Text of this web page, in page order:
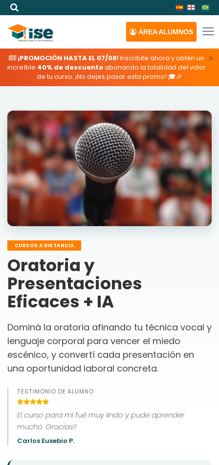
ÁREAALUMNOS
×
¡PROMOCIÓN HASTA EL 07/08!Inscribite ahora y obtén un
increíble 40% de descuentoabonando la totalidad del valor
de tu curso. ¡No dejes pasar esta promo! 🎓🎉
CURSOS A DISTANCIA
Oratoria y
Presentaciones
Eficaces + IA
Dominá la oratoria afinando tu técnica vocal y
lenguaje corporal para vencer el miedo
escénico, y convertí cada presentación en
una oportunidad laboral concreta.
TESTIMONIO DE ALUMNO
El curso para mí fué muy lindo y pude aprender
mucho. Gracias!!
Carlos Eusebio P.